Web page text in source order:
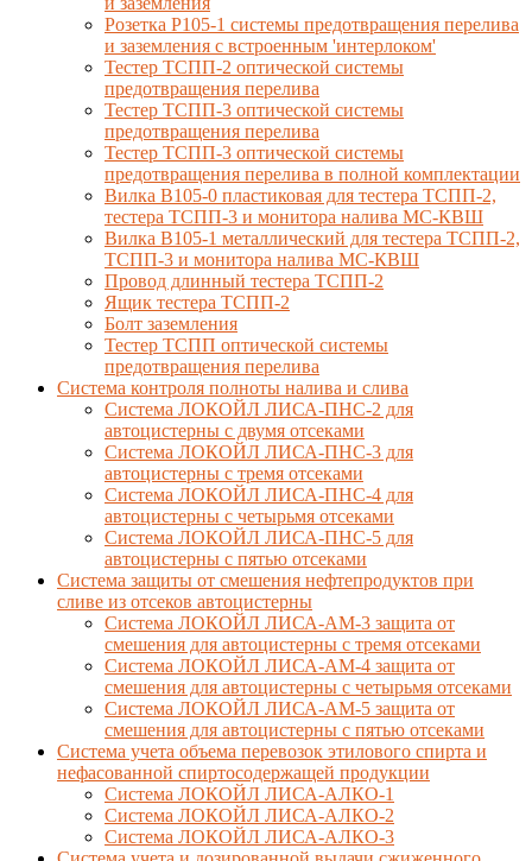
Розетка Р105-1 системы предотвращения перелива
и заземления с встроенным 'интерлоком'
Тестер ТСПП-2 оптической системы
предотвращения перелива
Тестер ТСПП-3 оптической системы
предотвращения перелива
Тестер ТСПП-3 оптической системы
предотвращения перелива в полной комплектации
Вилка В105-0 пластиковая для тестера ТСПП-2,
тестера ТСПП-3 и монитора налива МС-КВШ
Вилка В105-1 металлический для тестера ТСПП-2,
ТСПП-3 и монитора налива МС-КВШ
Провод длинный тестера ТСПП-2
Ящик тестера ТСПП-2
Болт заземления
Тестер ТСПП оптической системы
предотвращения перелива
Cистема контроля полноты налива и слива
Система ЛОКОЙЛ ЛИСА-ПНС-2 для
автоцистерны с двумя отсеками
Система ЛОКОЙЛ ЛИСА-ПНС-3 для
автоцистерны с тремя отсеками
Система ЛОКОЙЛ ЛИСА-ПНС-4 для
автоцистерны с четырьмя отсеками
Система ЛОКОЙЛ ЛИСА-ПНС-5 для
автоцистерны с пятью отсеками
Система защиты от смешения нефтепродуктов при
сливе из отсеков автоцистерны
Система ЛОКОЙЛ ЛИСА-AM-3 защита от
смешения для автоцистерны с тремя отсеками
Система ЛОКОЙЛ ЛИСА-AM-4 защита от
смешения для автоцистерны с четырьмя отсеками
Система ЛОКОЙЛ ЛИСА-AM-5 защита от
смешения для автоцистерны с пятью отсеками
Система учета объема перевозок этилового спирта и
нефасованной спиртосодержащей продукции
Система ЛОКОЙЛ ЛИСА-AЛКО-1
Система ЛОКОЙЛ ЛИСА-АЛКО-2
Система ЛОКОЙЛ ЛИСА-АЛКО-3